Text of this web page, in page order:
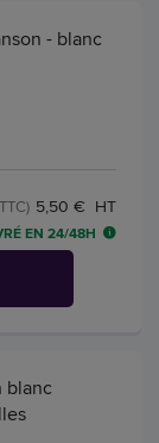
- blanc
5,50 € HT
EN 24/48H
blanc